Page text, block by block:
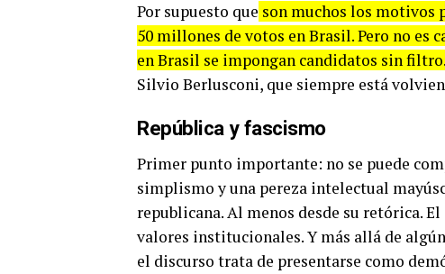
Por supuesto que son muchos los motivos
50 millones de votos en Brasil. Pero no es
en Brasil se impongan candidatos sin filtro.
Silvio Berlusconi, que siempre está
República y fascismo
Primer punto importante: no se puede
simplismo y una pereza intelectual
republicana. Al menos desde su retórica.
valores institucionales. Y más allá de
el discurso trata de presentarse como